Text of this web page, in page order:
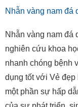
Nhẫn vàng nam đá
Nhẫn vàng nam đá
nghiên cứu khoa
nhanh chóng bệnh
dụng tốt với Vẻ đẹp
một phần sự hấp